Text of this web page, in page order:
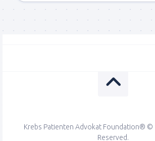
Krebs Patienten Advokat Foundation® ©
Reserved.